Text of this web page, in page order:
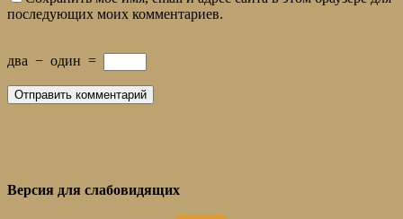
последующих моих комментариев.
два − один =
Версия для слабовидящих